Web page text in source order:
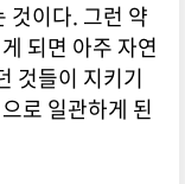
것이다. 그런 약
되면 아주 자연
것들이 지키기
로 일관하게 된